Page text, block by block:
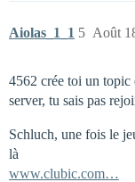
Aiolas_1_1 Août
5
4562 crée toi un topic
server, tu sais pas
Schluch, une fois le
là
www.clubic.com…